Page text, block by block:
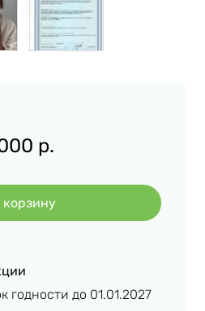
р.
корзину
годности до 01.01.2027